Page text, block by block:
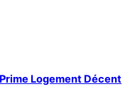
Logement Décent